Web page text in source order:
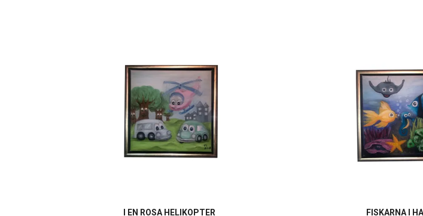
I EN ROSA HELIKOPTER FISKARNA I